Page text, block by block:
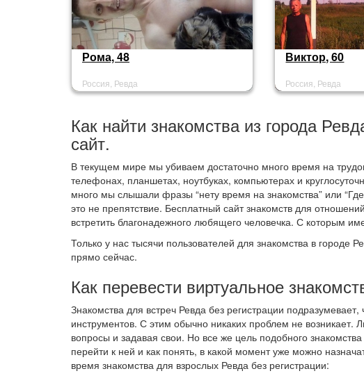
Рома, 48
Россия, Ревда
Виктор, 60
Россия, Ревда
Как найти знакомства из города
сайт.
В текущем мире мы убиваем достаточно много время на
телефонах, планшетах, ноутбуках, компьютерах и
много мы слышали фразы “нету время на знакомства” или
это не препятствие. Бесплатный сайт знакомств для
встретить благонадежного любящего человечка. С которым
Только у нас тысячи пользователей для знакомства в городе
прямо сейчас.
Как перевести виртуальное
Знакомства для встреч Ревда без регистрации
инструментов. С этим обычно никаких проблем не
вопросы и задавая свои. Но все же цель подобного
перейти к ней и как понять, в какой момент уже можно
время знакомства для взрослых Ревда без регистрации: